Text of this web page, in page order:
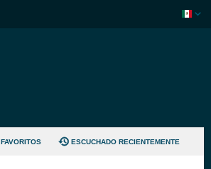
FAVORITOS ESCUCHADO RECIENTEMENTE